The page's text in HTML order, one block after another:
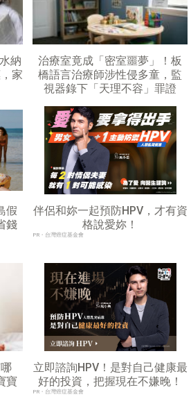
納
家
治療室竟成「密室噩夢」！板
橋語言治療師涉性侵多童，監
視器錄下「天理不容」罪證
假
錢
伴侶和妳一起預防HPV，才有資
格說愛妳！
PR・台灣癌症基金會
寶
立即諮詢HPV！是對自己健康最
好的投資，把握現在不嫌晚！
PR・台灣癌症基金會